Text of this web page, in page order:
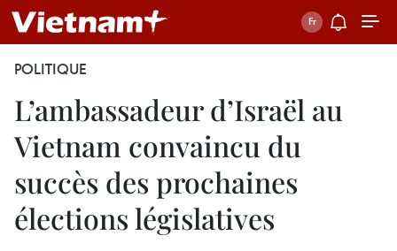
POLITIQUE
L’ambassadeur d’Israël au
Vietnam convaincu du
succès des prochaines
élections législatives